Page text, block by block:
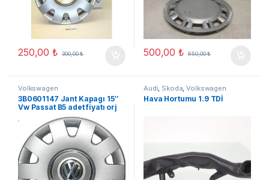
250,00₺ 300,00₺ 500,00₺ 650,00₺
Volkswagen
3B0601147 Jant Kapagı 15″
Vw Passat B5 adet fiyatı orj
Audi Skoda ,Volkswagen
Hava Hortumu 1.9 TDİ